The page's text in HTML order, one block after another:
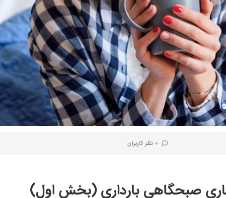
0 نظر کاربران